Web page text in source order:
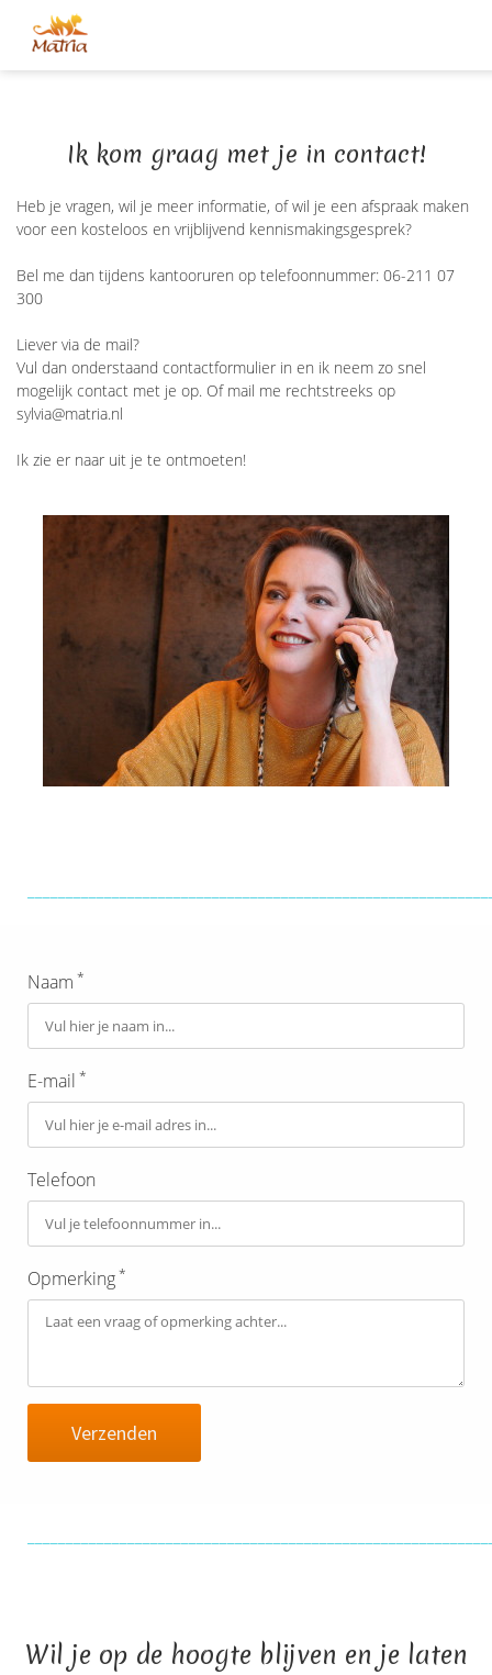
Ik kom graag met je in contact!
Heb je vragen, wil je meer informatie, of wil je een afspraak maken
voor een kosteloos en vrijblijvend kennismakingsgesprek?
Bel me dan tijdens kantooruren op telefoonnummer: 06-211 07
300
Liever via de mail?
Vul dan onderstaand contactformulier in en ik neem zo snel
mogelijk contact met je op. Of mail me rechtstreeks op
sylvia@matria.nl
Ik zie er naar uit je te ontmoeten!
Naam *
E-mail *
Telefoon
Opmerking*
Verzenden
Wil je op de hoogte blijven en je laten